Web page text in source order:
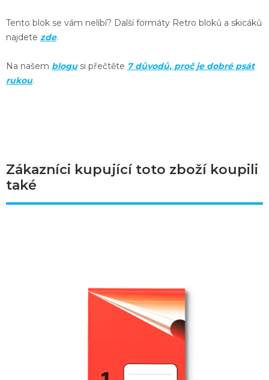
Tento blok se vám nelíbí? Další formáty Retro bloků a skicáků
najdete zde.
Na našem blogusi přečtěte 7 důvodů, proč je dobré psát
rukou.
Zákazníci kupující toto zboží koupili
také